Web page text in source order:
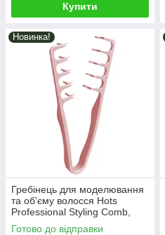
Купити
Новинка!
Гребінець для моделювання
та об'єму волосся Hots
Professional Styling Comb,
кораловий (HP3020-COR)
Готово до відправки